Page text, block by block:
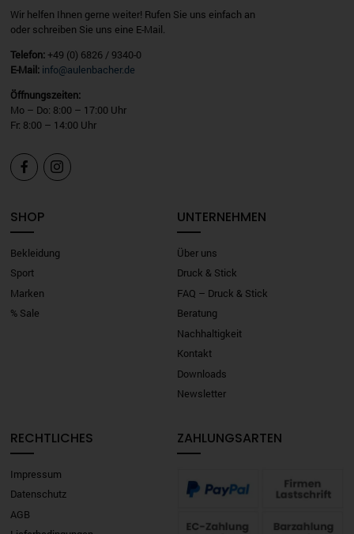
Wir helfen Ihnen gerne weiter! Rufen Sie uns einfach an
oder schreiben Sie uns eine E-Mail.
Telefon:+49 (0) 6826 / 9340-0
E-Mail: info@aulenbacher.de
Öffnungszeiten:
Mo – Do: 8:00 – 17:00 Uhr
Fr: 8:00 – 14:00 Uhr
 
SHOP
Bekleidung
Sport
Marken
% Sale
UNTERNEHMEN
Über uns
Druck & Stick
FAQ – Druck & Stick
Beratung
Nachhaltigkeit
Kontakt
Downloads
Newsletter
RECHTLICHES
Impressum
Datenschutz
AGB
ZAHLUNGSARTEN